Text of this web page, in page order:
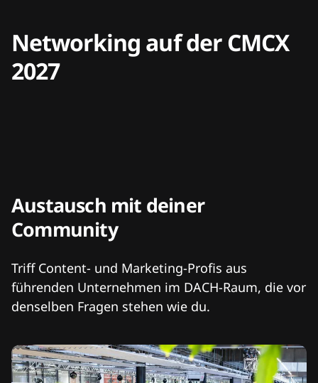
Networking auf der CMCX
2027
Austausch mit deiner
Community
Triff Content- und Marketing-Profis aus
führenden Unternehmen im DACH-Raum, die vor
denselben Fragen stehen wie du.